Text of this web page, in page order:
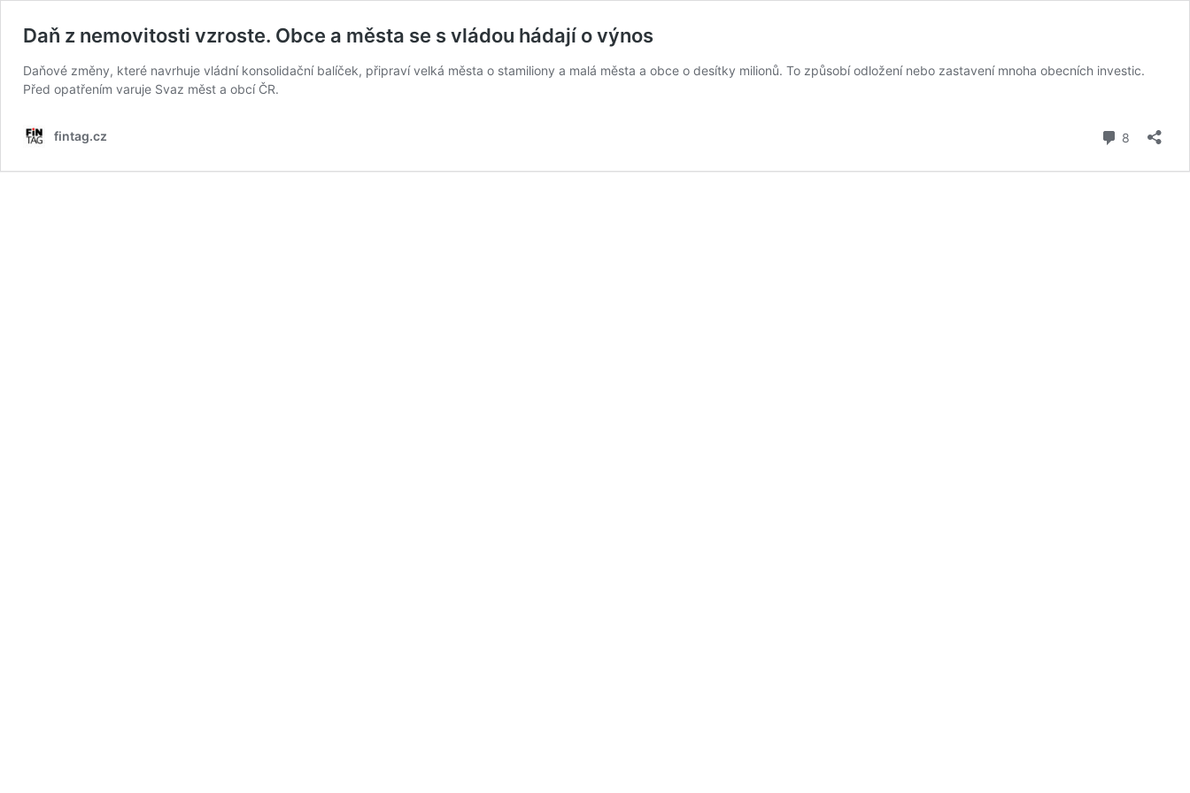
Daň z nemovitosti vzroste. Obce a města se s vládou hádají o výnos
Daňové změny, které navrhuje vládní konsolidační balíček, připraví velká města o stamiliony a malá města a obce o desítky milionů. To způsobí odložení nebo zastavení mnoha obecních investic.
Před opatřením varuje Svaz měst a obcí ČR.
fintag.cz 8 komentářů